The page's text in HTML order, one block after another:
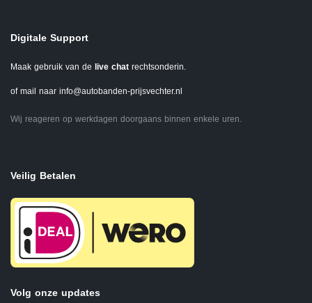
Digitale Support
Maak gebruik van de live chat rechtsonderin.
of mail naar info@autobanden-prijsvechter.nl
Wij reageren op werkdagen doorgaans binnen enkele uren.
Veilig Betalen
Volg onze updates